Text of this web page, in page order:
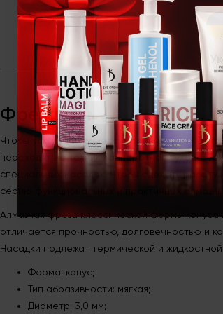
Фреза алмазная, конус,
Фреза алмазная
Чтобы ускорить процесс создания маникюра
переходят на технику аппаратного ухода.
специальных насадок. Чтобы сделать
серию функциональных и практичных
Алмазная фреза классической формы
отличается прочностью, долговечностью и
Насадки подлежат термической и
Форма: конус;
Тип абразивности: мягкая;
Диаметр: 3,0 мм;